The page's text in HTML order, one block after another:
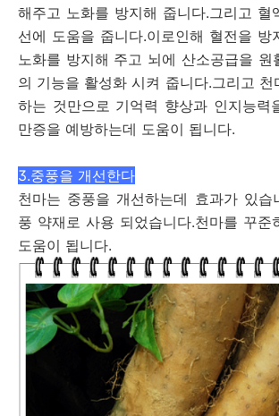
해주고 노화를 방지해 줍니다.그리고 혈
선에 도움을 줍니다.이로인해 혈전을 방
노화를 방지해 주고 뇌에 산소공급을 원
의 기능을 활성화 시켜 줍니다.그리고 천
하는 것만으로 기억력 향상과 인지능력
만증을 예방하는데 도움이 됩니다.
3.중풍을 개선한다
천마는 중풍을 개선하는데 효과가 있습
풍 약재로 사용 되었습니다.천마를 꾸준
도움이 됩니다.